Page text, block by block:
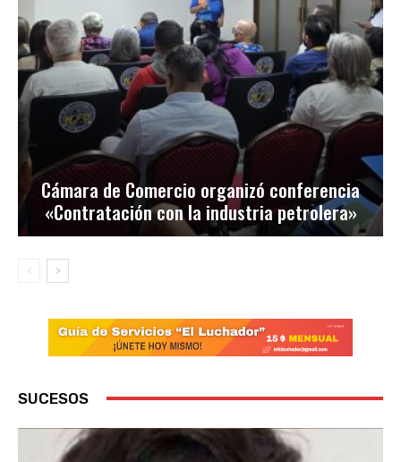
Cámara de Comercio organizó conferencia
«Contratación con la industria petrolera»
SUCESOS